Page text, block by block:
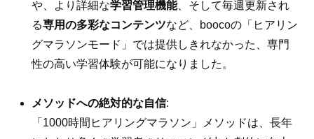
や、より詳細な学習管理機能、そして毎週更新され
る専用の多彩なコンテンツなど、boocoの「ヒアリン
グマラソンモード」では提供しきれなかった、専門
性の高い学習体験が可能になりました。
メソッドへの絶対的な自信:
「1000時間ヒアリングマラソン」メソッドは、長年